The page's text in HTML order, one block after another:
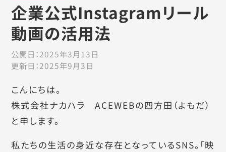
企業公式Instagramリール
動画の活用法
公開日：2025年3月13日
更新日：2025年9月3日
こんにちは。
株式会社ナカハラ ACEWEBの四方田（よもだ）
と申します。
私たちの生活の身近な存在となっているSNS。「映